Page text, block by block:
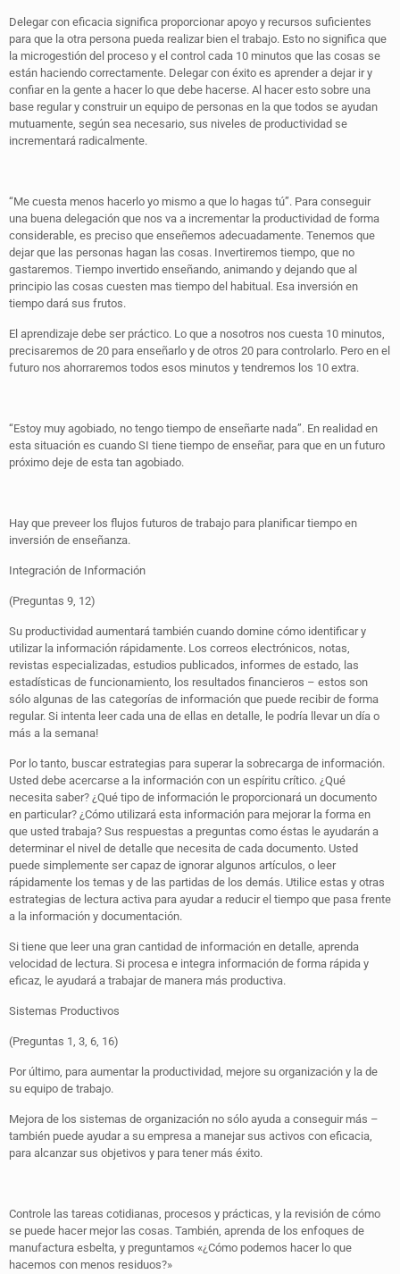
Delegar con eficacia significa proporcionar apoyo y recursos suficientes
para que la otra persona pueda realizar bien el trabajo. Esto no significa que
la microgestión del proceso y el control cada 10 minutos que las cosas se
están haciendo correctamente. Delegar con éxito es aprender a dejar ir y
confiar en la gente a hacer lo que debe hacerse. Al hacer esto sobre una
base regular y construir un equipo de personas en la que todos se ayudan
mutuamente, según sea necesario, sus niveles de productividad se
incrementará radicalmente.
“Me cuesta menos hacerlo yo mismo a que lo hagas tú”. Para conseguir
una buena delegación que nos va a incrementar la productividad de forma
considerable, es preciso que enseñemos adecuadamente. Tenemos que
dejar que las personas hagan las cosas. Invertiremos tiempo, que no
gastaremos. Tiempo invertido enseñando, animando y dejando que al
principio las cosas cuesten mas tiempo del habitual. Esa inversión en
tiempo dará sus frutos.
El aprendizaje debe ser práctico. Lo que a nosotros nos cuesta 10 minutos,
precisaremos de 20 para enseñarlo y de otros 20 para controlarlo. Pero en el
futuro nos ahorraremos todos esos minutos y tendremos los 10 extra.
“Estoy muy agobiado, no tengo tiempo de enseñarte nada”. En realidad en
esta situación es cuando SI tiene tiempo de enseñar, para que en un futuro
próximo deje de esta tan agobiado.
Hay que preveer los flujos futuros de trabajo para planificar tiempo en
inversión de enseñanza.
Integración de Información
(Preguntas 9, 12)
Su productividad aumentará también cuando domine cómo identificar y
utilizar la información rápidamente. Los correos electrónicos, notas,
revistas especializadas, estudios publicados, informes de estado, las
estadísticas de funcionamiento, los resultados financieros – estos son
sólo algunas de las categorías de información que puede recibir de forma
regular. Si intenta leer cada una de ellas en detalle, le podría llevar un día o
más a la semana!
Por lo tanto, buscar estrategias para superar la sobrecarga de información.
Usted debe acercarse a la información con un espíritu crítico. ¿Qué
necesita saber? ¿Qué tipo de información le proporcionará un documento
en particular? ¿Cómo utilizará esta información para mejorar la forma en
que usted trabaja? Sus respuestas a preguntas como éstas le ayudarán a
determinar el nivel de detalle que necesita de cada documento. Usted
puede simplemente ser capaz de ignorar algunos artículos, o leer
rápidamente los temas y de las partidas de los demás. Utilice estas y otras
estrategias de lectura activa para ayudar a reducir el tiempo que pasa frente
a la información y documentación.
Si tiene que leer una gran cantidad de información en detalle, aprenda
velocidad de lectura. Si procesa e integra información de forma rápida y
eficaz, le ayudará a trabajar de manera más productiva.
Sistemas Productivos
(Preguntas 1, 3, 6, 16)
Por último, para aumentar la productividad, mejore su organización y la de
su equipo de trabajo.
Mejora de los sistemas de organización no sólo ayuda a conseguir más –
también puede ayudar a su empresa a manejar sus activos con eficacia,
para alcanzar sus objetivos y para tener más éxito.
Controle las tareas cotidianas, procesos y prácticas, y la revisión de cómo
se puede hacer mejor las cosas. También, aprenda de los enfoques de
manufactura esbelta, y preguntamos «¿Cómo podemos hacer lo que
hacemos con menos residuos?»